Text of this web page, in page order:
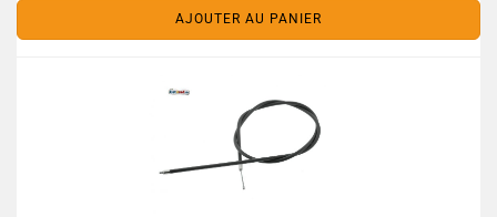
AJOUTER AU PANIER